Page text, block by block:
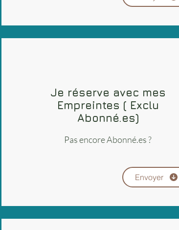
Je réserve avec mes
Empreintes ( Exclu
Abonné.es)
Pas encore Abonné.es ?
Envoyer